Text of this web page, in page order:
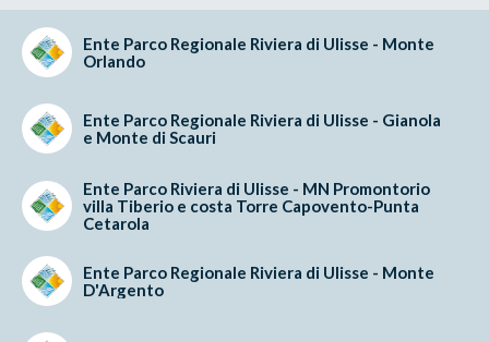
Ente Parco Regionale Riviera di Ulisse - Monte
Orlando
Ente Parco Regionale Riviera di Ulisse - Gianola
e Monte di Scauri
Ente Parco Riviera di Ulisse - MN Promontorio
villa Tiberio e costa Torre Capovento-Punta
Cetarola
Ente Parco Regionale Riviera di Ulisse - Monte
D'Argento